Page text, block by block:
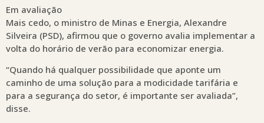
Em avaliação
Mais cedo, o ministro de Minas e Energia, Alexandre
Silveira (PSD), afirmou que o governo avalia implementar a
volta do horário de verão para economizar energia.
“Quando há qualquer possibilidade que aponte um
caminho de uma solução para a modicidade tarifária e
para a segurança do setor, é importante ser avaliada”,
disse.